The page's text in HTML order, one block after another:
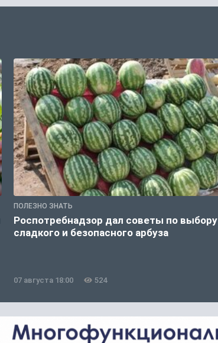
ПОЛЕЗНО ЗНАТЬ
Роспотребнадзор дал советы по выбору
сладкого и безопасного арбуза
07 августа 18:00 524